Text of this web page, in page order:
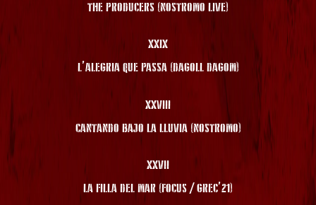
THE PRODUCERS (NOSTROMO LIVE)
XXIX
L’ALEGRIA QUE PASSA (DAGOLL DAGOM)
XXVIII
CANTANDO BAJO LA LLUVIA (NOSTROMO)
XXVII
LA FILLA DEL MAR (FOCUS / GREC’21)